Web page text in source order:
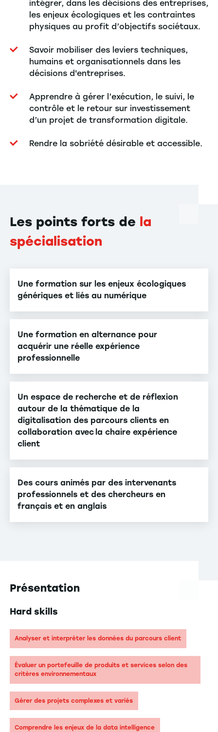
intégrer, dans les décisions des entreprises,
les enjeux écologiques et les contraintes
physiques au profit d’objectifs sociétaux.
Savoir mobiliser des leviers techniques,
humains et organisationnels dans les
décisions d'entreprises.
Apprendre à gérer l’exécution, le suivi, le
contrôle et le retour sur investissement
d’un projet de transformation digitale.
Rendre la sobriété désirable et accessible.
Les points forts de la
spécialisation
Une formation sur les enjeux écologiques
génériques et liés au numérique
Une formation en alternance pour
acquérir une réelle expérience
professionnelle
Un espace de recherche et de réflexion
autour de la thématique de la
digitalisation des parcours clients en
collaboration avec la chaire expérience
client
Des cours animés par des intervenants
professionnels et des chercheurs en
français et en anglais
Présentation
Hard skills
Analyser et interpréter les données du parcours client
Évaluer un portefeuille de produits et services selon des
critères environnementaux
Gérer des projets complexes et variés
Comprendre les enjeux de la data intelligence